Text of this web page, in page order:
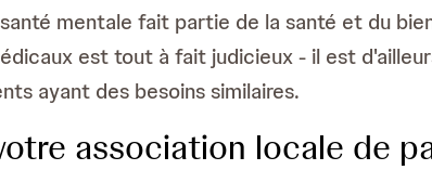
santé mentale fait partie de la santé et du
est tout à fait judicieux - il est
ayant des besoins similaires.
association locale de